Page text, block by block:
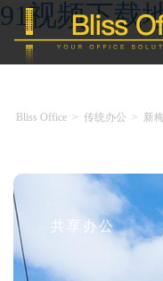
91视频下载
共享办公
Bliss Office > 传统办公 > 新